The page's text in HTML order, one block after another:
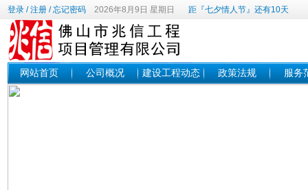
登录/注册/忘记密码 2026年8月9日 星期日 距『七夕情人节』还有10天
网站首页 公司概况 建设工程动态 政策法规 服务